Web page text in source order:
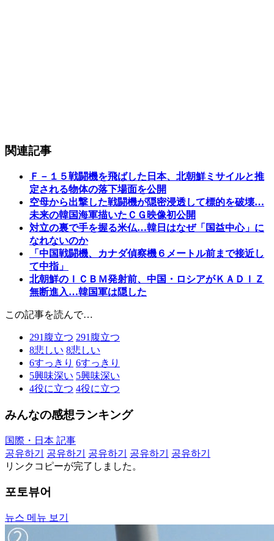
関連記事
Ｆ－１５戦闘機を飛ばした日本、北朝鮮ミサイルと推
定される物体の落下場面を公開
空母から出撃した戦闘機が隠密浸透して標的を破壊…
未来の韓国海軍描いたＣＧ映像初公開
対立の裏で手を握る米仏…韓日はなぜ「国益中心」に
なれないのか
「中国戦闘機、カナダ偵察機６メートル前まで接近し
て中指」
北朝鮮のＩＣＢＭ発射前、中国・ロシアがＫＡＤＩＺ
無断進入…韓国軍は隠した
この記事を読んで…
291 腹立つ 291 腹立つ
8悲しい 8悲しい
6すっきり 6すっきり
5興味深い 5興味深い
4役に立つ 4役に立つ
みんなの感想ランキング
国際・日本 記事
공유하기
공유하기 공유하기 공유하기
공유하기
リンクコピーが完了しました。
포토뷰어
뉴스 메뉴 보기